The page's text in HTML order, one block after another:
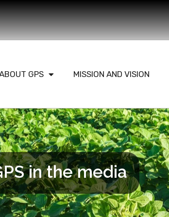
GPS MISSION AND VISION
in the media